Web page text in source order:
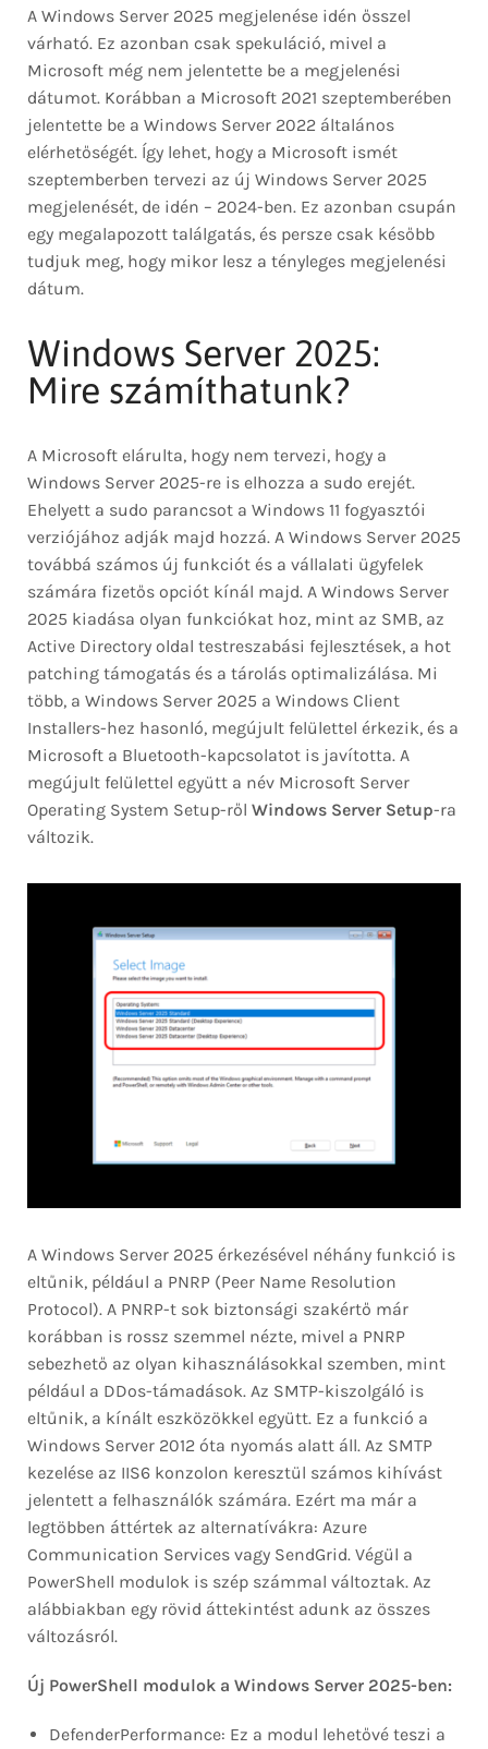
A Windows Server 2025 megjelenése idén ősszel
várható. Ez azonban csak spekuláció, mivel a
Microsoft még nem jelentette be a megjelenési
dátumot. Korábban a Microsoft 2021 szeptemberében
jelentette be a Windows Server 2022 általános
elérhetőségét. Így lehet, hogy a Microsoft ismét
szeptemberben tervezi az új Windows Server 2025
megjelenését, de idén – 2024-ben. Ez azonban csupán
egy megalapozott találgatás, és persze csak később
tudjuk meg, hogy mikor lesz a tényleges megjelenési
dátum.
Windows Server 2025:
Mire számíthatunk?
A Microsoft elárulta, hogy nem tervezi, hogy a
Windows Server 2025-re is elhozza a sudo erejét.
Ehelyett a sudo parancsot a Windows 11 fogyasztói
verziójához adják majd hozzá. A Windows Server 2025
továbbá számos új funkciót és a vállalati ügyfelek
számára fizetős opciót kínál majd. A Windows Server
2025 kiadása olyan funkciókat hoz, mint az SMB, az
Active Directory oldal testreszabási fejlesztések, a hot
patching támogatás és a tárolás optimalizálása. Mi
több, a Windows Server 2025 a Windows Client
Installers-hez hasonló, megújult felülettel érkezik, és a
Microsoft a Bluetooth-kapcsolatot is javította. A
megújult felülettel együtt a név Microsoft Server
Operating System Setup-ről Windows Server Setup-ra
változik.
A Windows Server 2025 érkezésével néhány funkció is
eltűnik, például a PNRP (Peer Name Resolution
Protocol). A PNRP-t sok biztonsági szakértő már
korábban is rossz szemmel nézte, mivel a PNRP
sebezhető az olyan kihasználásokkal szemben, mint
például a DDos-támadások. Az SMTP-kiszolgáló is
eltűnik, a kínált eszközökkel együtt. Ez a funkció a
Windows Server 2012 óta nyomás alatt áll. Az SMTP
kezelése az IIS6 konzolon keresztül számos kihívást
jelentett a felhasználók számára. Ezért ma már a
legtöbben áttértek az alternatívákra: Azure
Communication Services vagy SendGrid. Végül a
PowerShell modulok is szép számmal változtak. Az
alábbiakban egy rövid áttekintést adunk az összes
változásról.
Új PowerShell modulok a Windows Server 2025-ben:
DefenderPerformance: Ez a modul lehetővé teszi a